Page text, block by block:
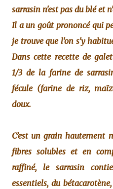
sarrasin n'est pas du blé et
Il a un goût prononcé qui
je trouve que l'on s'y
Dans cette recette de
1/3 de la farine de
fécule (farine de riz,
doux.
C’est un grain hautement
fibres solubles et en
raffiné, le sarrasin
essentiels, du